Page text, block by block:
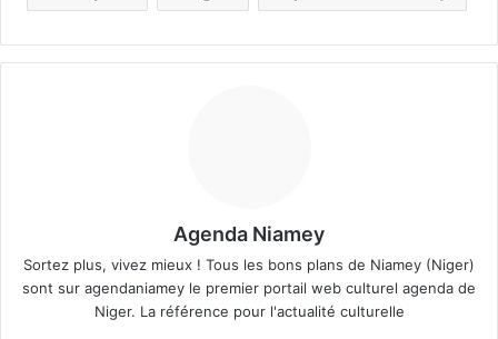
Agenda Niamey
Sortez plus, vivez mieux ! Tous les bons plans de Niamey (Niger)
sont sur agendaniamey le premier portail web culturel agenda de
Niger. La référence pour l'actualité culturelle